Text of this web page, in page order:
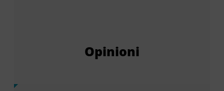
Opinioni